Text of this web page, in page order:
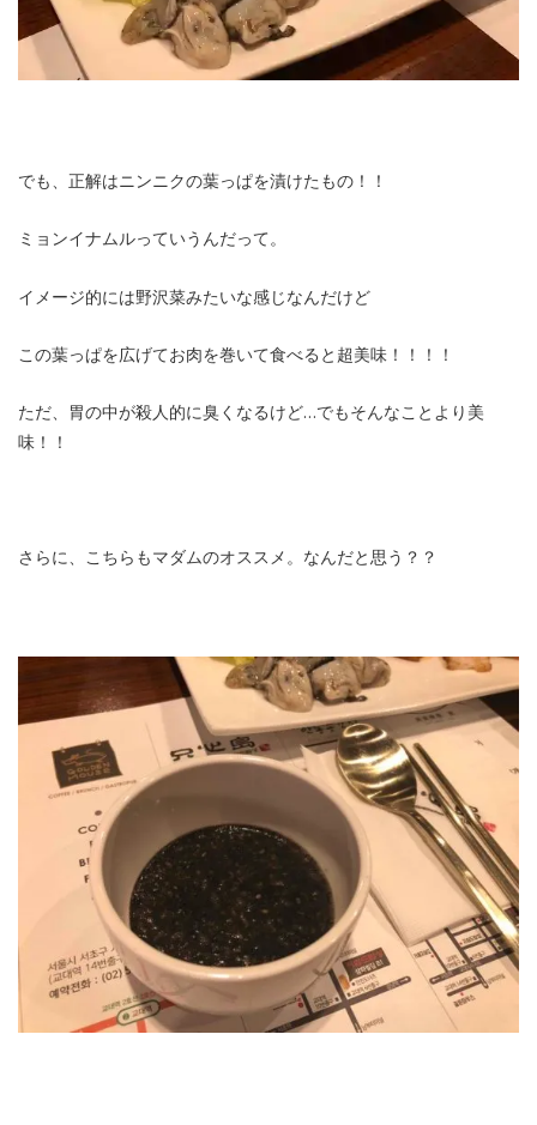
でも、正解はニンニクの葉っぱを漬けたもの！！
ミョンイナムルっていうんだって。
イメージ的には野沢菜みたいな感じなんだけど
この葉っぱを広げてお肉を巻いて食べると超美味！！！！
ただ、胃の中が殺人的に臭くなるけど…でもそんなことより美
味！！
さらに、こちらもマダムのオススメ。なんだと思う？？